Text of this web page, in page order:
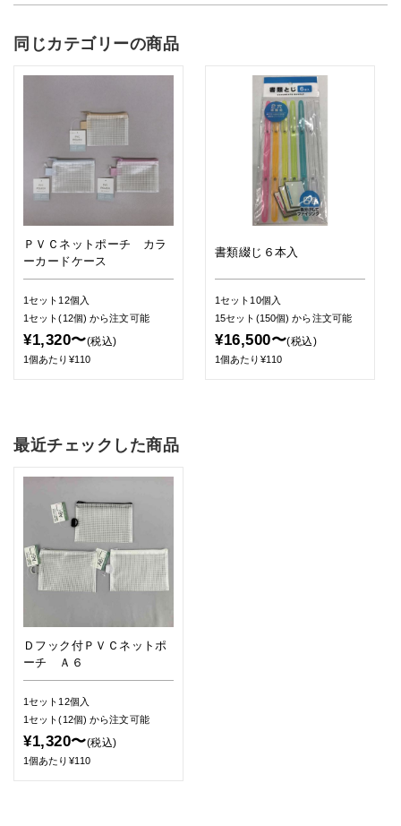
同じカテゴリーの商品
ＰＶＣネットポーチ カラ
ーカードケース
1セット12個入
1セット(12個)から注文可能
¥1,320〜(税込)
1個あたり¥110
書類綴じ６本入
1セット10個入
15セット(150個)から注文可能
¥16,500〜(税込)
1個あたり¥110
最近チェックした商品
Ｄフック付ＰＶＣネットポ
ーチ Ａ６
1セット12個入
1セット(12個)から注文可能
¥1,320〜(税込)
1個あたり¥110